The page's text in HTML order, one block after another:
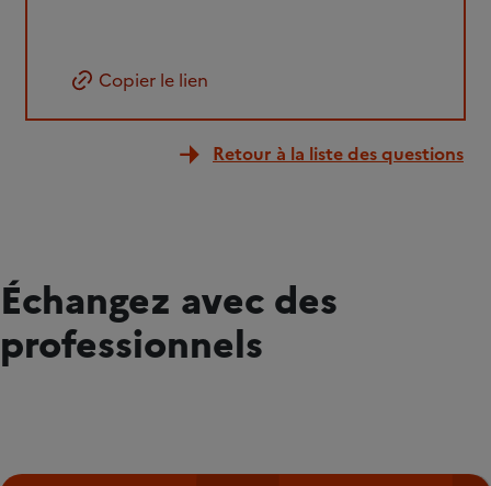
Copier le lien
Retour à la liste des questions
Échangez avec des
professionnels